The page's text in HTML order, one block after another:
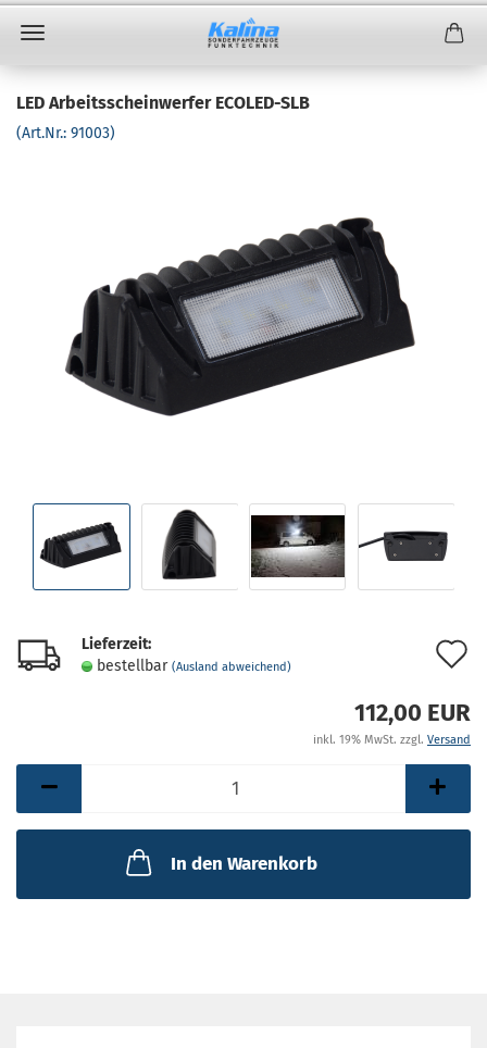
LED Arbeitsscheinwerfer ECOLED-SLB
(Art.Nr.: 91003)
Lieferzeit:
bestellbar (Ausland abweichend)
112,00 EUR
inkl. 19% MwSt. zzgl. Versand
In den Warenkorb